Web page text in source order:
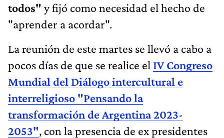
todos" y fijó como necesidad el hecho de
"aprender a acordar".
La reunión de este martes se llevó a cabo a
pocos días de que se realice el IV Congreso
Mundial del Diálogo intercultural e
interreligioso "Pensando la
transformación de Argentina 2023-
2053", con la presencia de ex presidentes